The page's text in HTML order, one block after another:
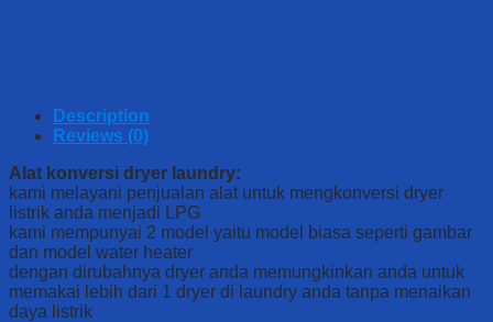
Description
Reviews (0)
Alat konversi dryer laundry:
kami melayani penjualan alat untuk mengkonversi dryer
listrik anda menjadi LPG
kami mempunyai 2 model yaitu model biasa seperti gambar
dan model water heater
dengan dirubahnya dryer anda memungkinkan anda untuk
memakai lebih dari 1 dryer di laundry anda tanpa menaikan
daya listrik